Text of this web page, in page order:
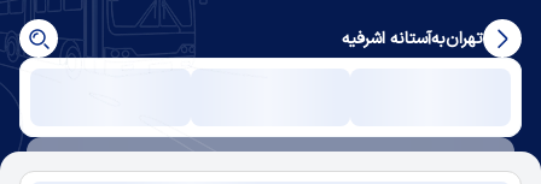
تهرانبهآستانه اشرفیه